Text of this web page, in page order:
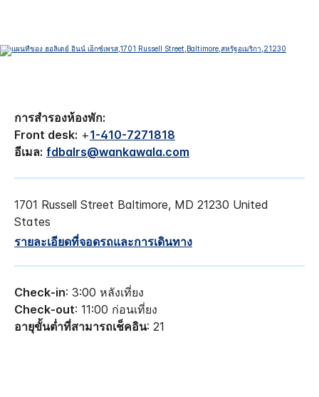
การสำรองห้องพัก:
Front desk: +1-410-7271818
อีเมล: fdbalrs@wankawala.com
1701 Russell Street Baltimore, MD 21230 United
States
รายละเอียดที่จอดรถและการเดินทาง
Check-in: 3:00 หลังเที่ยง
Check-out: 11:00 ก่อนเที่ยง
อายุขั้นต่ำที่สามารถเช็คอิน: 21